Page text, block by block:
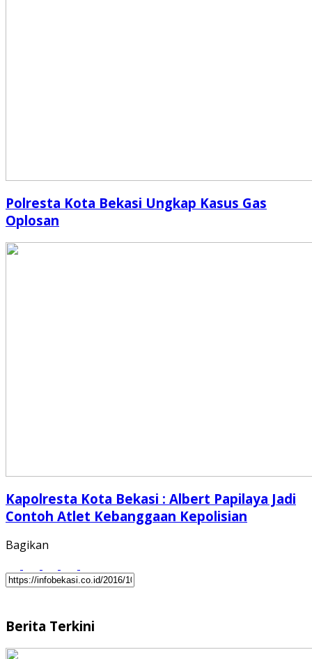
Polresta Kota Bekasi Ungkap Kasus Gas
Oplosan
Kapolresta Kota Bekasi : Albert Papilaya Jadi
Contoh Atlet Kebanggaan Kepolisian
Bagikan
Berita Terkini